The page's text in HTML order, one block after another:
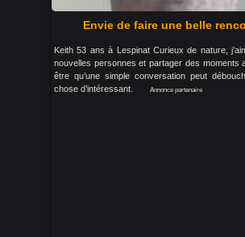
Envie de faire une belle
Keith 53 ans à Lespinat Curieux de nature,
nouvelles personnes et partager des moments
être qu’une simple conversation peut
chose d’intéressant.
Annonce partenaire